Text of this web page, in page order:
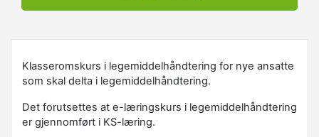
Klasseromskurs i legemiddelhåndtering for nye ansatte
som skal delta i legemiddelhåndtering.
Det forutsettes at e-læringskurs i legemiddelhåndtering
er gjennomført i KS-læring.